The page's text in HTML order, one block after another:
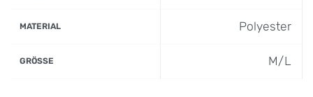
MATERIAL Polyester
GRÖSSE M/L